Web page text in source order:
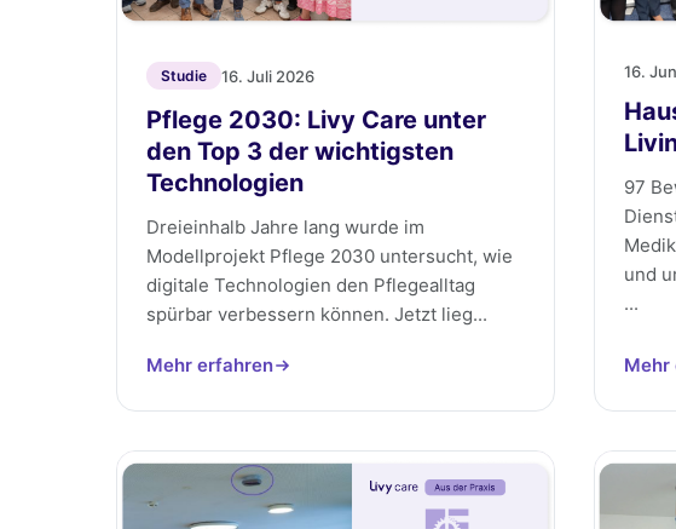
Studie 16. Juli 2026
Pflege 2030: Livy Care unter
den Top 3 der wichtigsten
Technologien
Dreieinhalb Jahre lang wurde im
Modellprojekt Pflege 2030 untersucht, wie
digitale Technologien den Pflegealltag
spürbar verbessern können. Jetzt lieg...
Mehr erfahren
16.
97
und
...
Mehr